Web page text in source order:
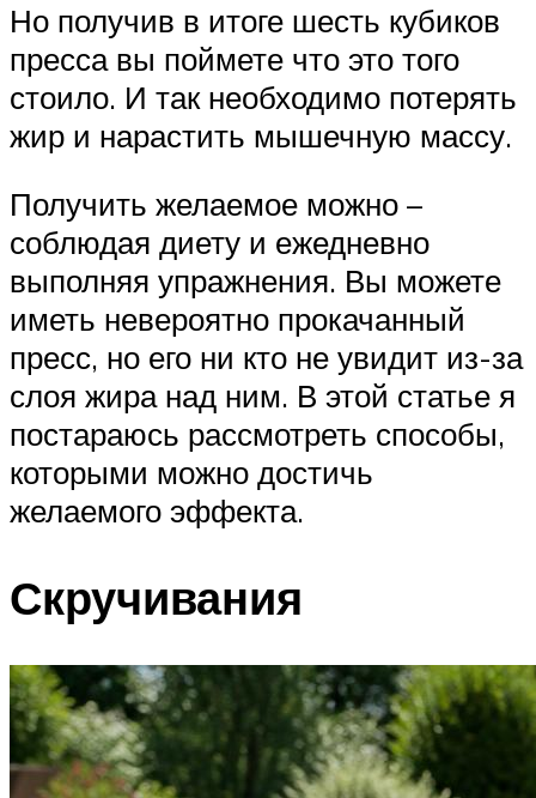
Но получив в итоге шесть кубиков
пресса вы поймете что это того
стоило. И так необходимо потерять
жир и нарастить мышечную массу.
Получить желаемое можно –
соблюдая диету и ежедневно
выполняя упражнения. Вы можете
иметь невероятно прокачанный
пресс, но его ни кто не увидит из-за
слоя жира над ним. В этой статье я
постараюсь рассмотреть способы,
которыми можно достичь
желаемого эффекта.
Скручивания